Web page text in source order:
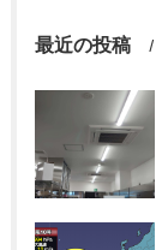
最近の投稿